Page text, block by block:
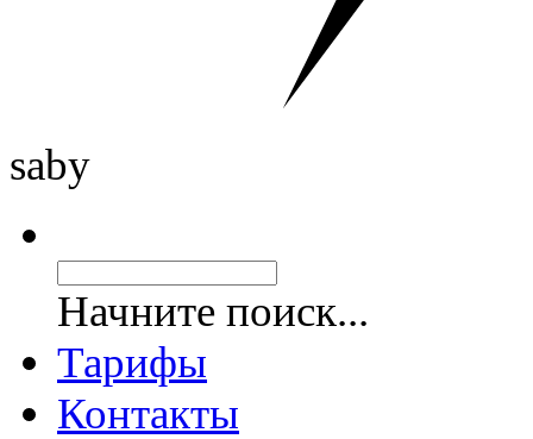
saby
Начните поиск...
Тарифы
Контакты